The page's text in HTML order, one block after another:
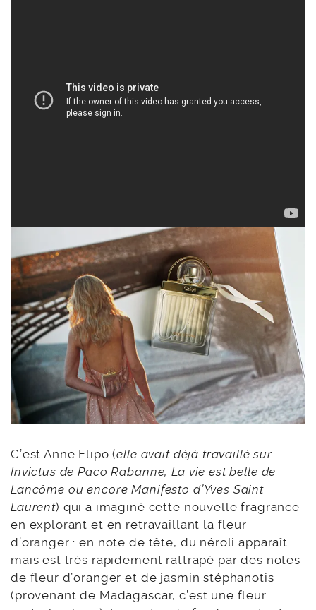
C’est Anne Flipo (elle avait déjà travaillé sur
Invictus de Paco Rabanne, La vie est belle de
Lancôme ou encore Manifesto d’Yves Saint
Laurent) qui a imaginé cette nouvelle fragrance
en explorant et en retravaillant la fleur
d’oranger : en note de tête, du néroli apparaît
mais est très rapidement rattrapé par des notes
de fleur d’oranger et de jasmin stéphanotis
(provenant de Madagascar, c’est une fleur